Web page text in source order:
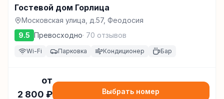
Гостевой дом Горлица
Московская улица, д.57, Феодосия
9.5 Превосходно· 70 отзывов
Wi-Fi Парковка Кондиционер Бар
от
2 800 ₽ Выбрать номер